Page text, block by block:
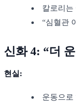
칼로리는
“심혈관
신화 4: “더
현실:
운동으로